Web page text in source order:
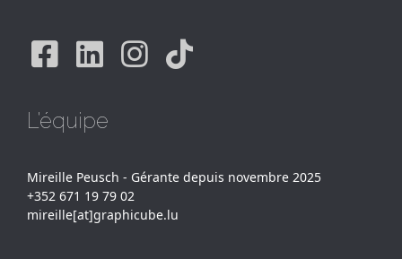
Facebook
Linkedin
Instagram
Tiktok
L'équipe
Mireille Peusch - Gérante depuis novembre 2025
+352 671 19 79 02
mireille[at]graphicube.lu